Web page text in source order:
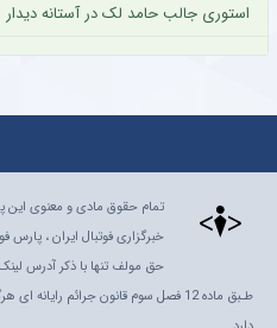
استوری جالب حامد لک در آستانه
خبرگزاری فوتبال ایران ، پارس
حق مولف تنها با ذکر آدرس
طـبق ماده 12 فصل سوم قانون جرائم